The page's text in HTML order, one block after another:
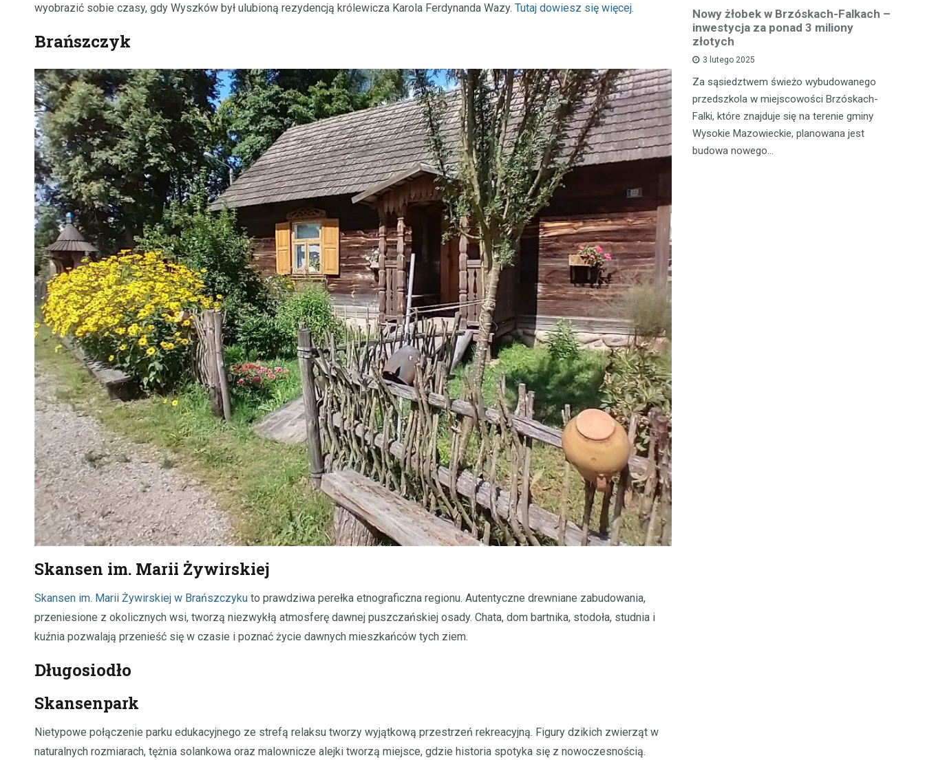
wyobrazić sobie czasy, gdy Wyszków był ulubioną rezydencją królewicza Karola Ferdynanda Wazy. Tutaj dowiesz się więcej.
Brańszczyk
Skansen im. Marii Żywirskiej
Skansen im. Marii Żywirskiej w Brańszczyku to prawdziwa perełka etnograficzna regionu. Autentyczne drewniane zabudowania,
przeniesione z okolicznych wsi, tworzą niezwykłą atmosferę dawnej puszczańskiej osady. Chata, dom bartnika, stodoła, studnia i
kuźnia pozwalają przenieść się w czasie i poznać życie dawnych mieszkańców tych ziem.
Długosiodło
Skansenpark
Nietypowe połączenie parku edukacyjnego ze strefą relaksu tworzy wyjątkową przestrzeń rekreacyjną. Figury dzikich zwierząt w
naturalnych rozmiarach, tężnia solankowa oraz malownicze alejki tworzą miejsce, gdzie historia spotyka się z nowoczesnością.
Plan modernizacji drogi powiatowej
Rozważana jest rozbudowa odcinka
powiatowej trasy nr 4415W, prowadzącej z
Leszczydół Stary przez Leszczydół Działki
do Leszczydół Podwielątki Wielątki.
Modernizacja…
Nowy żłobek w Brzóskach-Falkach –
inwestycja za ponad 3 miliony
złotych
3 lutego 2025
Za sąsiedztwem świeżo wybudowanego
przedszkola w miejscowości Brzóskach-
Falki, które znajduje się na terenie gminy
Wysokie Mazowieckie, planowana jest
budowa nowego…